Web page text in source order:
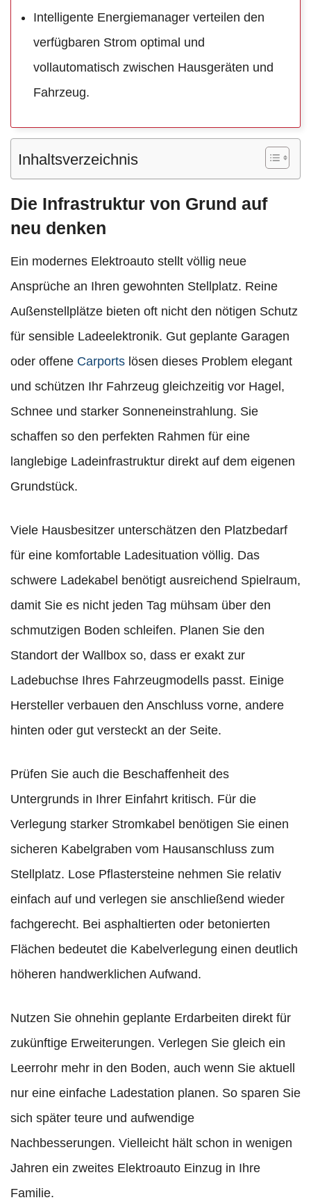
Intelligente Energiemanager verteilen den
verfügbaren Strom optimal und
vollautomatisch zwischen Hausgeräten und
Fahrzeug.
Inhaltsverzeichnis
Die Infrastruktur von Grund auf
neu denken
Ein modernes Elektroauto stellt völlig neue
Ansprüche an Ihren gewohnten Stellplatz. Reine
Außenstellplätze bieten oft nicht den nötigen Schutz
für sensible Ladeelektronik. Gut geplante Garagen
oder offene Carports lösen dieses Problem elegant
und schützen Ihr Fahrzeug gleichzeitig vor Hagel,
Schnee und starker Sonneneinstrahlung. Sie
schaffen so den perfekten Rahmen für eine
langlebige Ladeinfrastruktur direkt auf dem eigenen
Grundstück.
Viele Hausbesitzer unterschätzen den Platzbedarf
für eine komfortable Ladesituation völlig. Das
schwere Ladekabel benötigt ausreichend Spielraum,
damit Sie es nicht jeden Tag mühsam über den
schmutzigen Boden schleifen. Planen Sie den
Standort der Wallbox so, dass er exakt zur
Ladebuchse Ihres Fahrzeugmodells passt. Einige
Hersteller verbauen den Anschluss vorne, andere
hinten oder gut versteckt an der Seite.
Prüfen Sie auch die Beschaffenheit des
Untergrunds in Ihrer Einfahrt kritisch. Für die
Verlegung starker Stromkabel benötigen Sie einen
sicheren Kabelgraben vom Hausanschluss zum
Stellplatz. Lose Pflastersteine nehmen Sie relativ
einfach auf und verlegen sie anschließend wieder
fachgerecht. Bei asphaltierten oder betonierten
Flächen bedeutet die Kabelverlegung einen deutlich
höheren handwerklichen Aufwand.
Nutzen Sie ohnehin geplante Erdarbeiten direkt für
zukünftige Erweiterungen. Verlegen Sie gleich ein
Leerrohr mehr in den Boden, auch wenn Sie aktuell
nur eine einfache Ladestation planen. So sparen Sie
sich später teure und aufwendige
Nachbesserungen. Vielleicht hält schon in wenigen
Jahren ein zweites Elektroauto Einzug in Ihre
Familie.